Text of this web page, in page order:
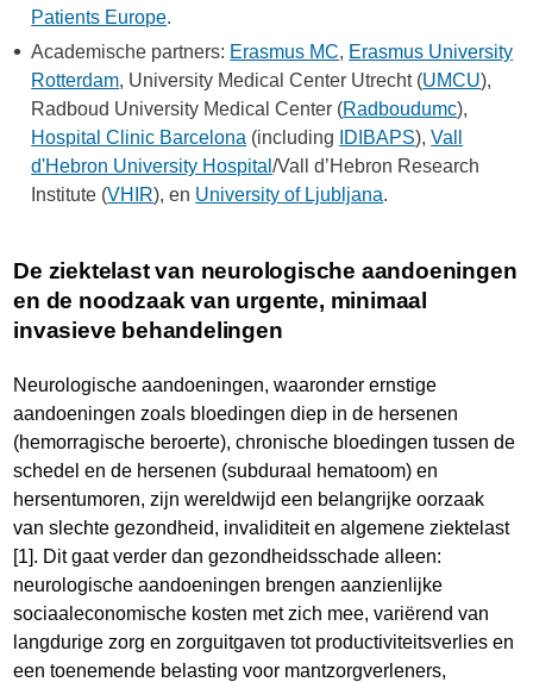
Patients Europe.
Academische partners: Erasmus MC, Erasmus University
Rotterdam, University Medical Center Utrecht (UMCU),
Radboud University Medical Center (Radboudumc),
Hospital Clinic Barcelona (including IDIBAPS),Vall
d'Hebron University Hospital/Vall d’Hebron Research
Institute (VHIR), en University of Ljubljana.
De ziektelast van neurologische aandoeningen
en de noodzaak van urgente, minimaal
invasieve behandelingen
Neurologische aandoeningen, waaronder ernstige
aandoeningen zoals bloedingen diep in de hersenen
(hemorragische beroerte), chronische bloedingen tussen de
schedel en de hersenen (subduraal hematoom) en
hersentumoren, zijn wereldwijd een belangrijke oorzaak
van slechte gezondheid, invaliditeit en algemene ziektelast
[1]. Dit gaat verder dan gezondheidsschade alleen:
neurologische aandoeningen brengen aanzienlijke
sociaaleconomische kosten met zich mee, variërend van
langdurige zorg en zorguitgaven tot productiviteitsverlies en
een toenemende belasting voor mantzorgverleners,